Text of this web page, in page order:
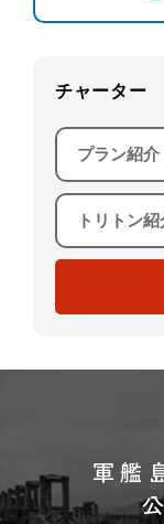
チャーター
プラン紹介
トリトン紹
軍艦